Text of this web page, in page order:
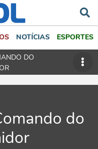
NOTÍCIAS ESPORTES
DO
do